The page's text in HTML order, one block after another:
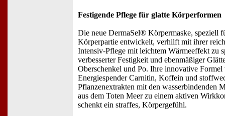
Festigende Pflege für glatte Körperformen
Die neue DermaSel® Körpermaske, speziell
Körperpartie entwickelt, verhilft mit ihrer
Intensiv-Pflege mit leichtem Wärmeeffekt zu
verbesserter Festigkeit und ebenmäßiger
Oberschenkel und Po. Ihre innovative Formel
Energiespender Carnitin, Koffein und
Pflanzenextrakten mit den wasserbindenden
aus dem Toten Meer zu einem aktiven
schenkt ein straffes, Körpergefühl.